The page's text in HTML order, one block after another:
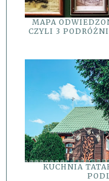
MAPA
CZYLI 3
KUCHNIA